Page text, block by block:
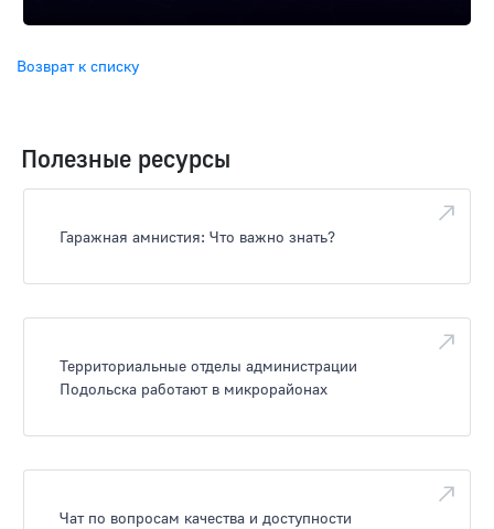
Возврат к списку
Полезные ресурсы
Гаражная амнистия: Что важно знать?
Территориальные отделы администрации
Подольска работают в микрорайонах
Чат по вопросам качества и доступности